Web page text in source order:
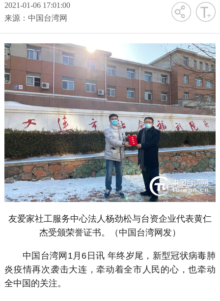
2021-01-06 17:01:00
来源：中国台湾网
字号
友爱家社工服务中心法人杨劲松与台资企业代表黄仁
杰受颁荣誉证书。（中国台湾网发）
中国台湾网1月6日讯 年终岁尾，新型冠状病毒肺
炎疫情再次袭击大连，牵动着全市人民的心，也牵动
全中国的关注。